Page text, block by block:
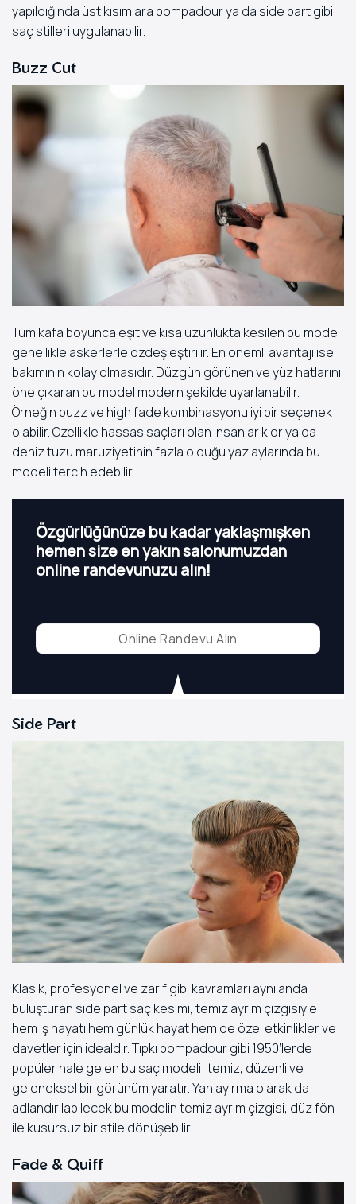
yapıldığında üst kısımlara pompadour ya da side part gibi
saç stilleri uygulanabilir.
Buzz Cut
Tüm kafa boyunca eşit ve kısa uzunlukta kesilen bu model
genellikle askerlerle özdeşleştirilir. En önemli avantajı ise
bakımının kolay olmasıdır. Düzgün görünen ve yüz hatlarını
öne çıkaran bu model modern şekilde uyarlanabilir.
Örneğin buzz ve high fade kombinasyonu iyi bir seçenek
olabilir. Özellikle hassas saçları olan insanlar klor ya da
deniz tuzu maruziyetinin fazla olduğu yaz aylarında bu
modeli tercih edebilir.
Özgürlüğünüze bu kadar yaklaşmışken
hemen size en yakın salonumuzdan
online randevunuzu alın!
Online Randevu Alın
Side Part
Klasik, profesyonel ve zarif gibi kavramları aynı anda
buluşturan side part saç kesimi, temiz ayrım çizgisiyle
hem iş hayatı hem günlük hayat hem de özel etkinlikler ve
davetler için idealdir. Tıpkı pompadour gibi 1950’lerde
popüler hale gelen bu saç modeli; temiz, düzenli ve
geleneksel bir görünüm yaratır. Yan ayırma olarak da
adlandırılabilecek bu modelin temiz ayrım çizgisi, düz fön
ile kusursuz bir stile dönüşebilir.
Fade & Quiff